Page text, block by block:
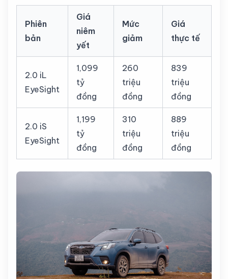
Phiên
bản
Giá
niêm
yết
Mức
giảm
Giá
thực tế
2.0 iL
EyeSight
1,099
tỷ
đồng
260
triệu
đồng
839
triệu
đồng
2.0 iS
EyeSight
1,199
tỷ
đồng
310
triệu
đồng
889
triệu
đồng